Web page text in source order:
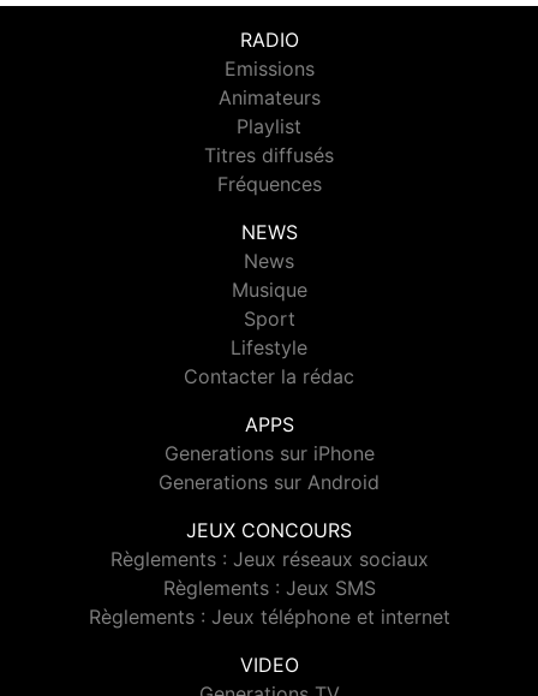
RADIO
Emissions
Animateurs
Playlist
Titres diffusés
Fréquences
NEWS
News
Musique
Sport
Lifestyle
Contacter la rédac
APPS
Generations sur iPhone
Generations sur Android
JEUX CONCOURS
Règlements : Jeux réseaux sociaux
Règlements : Jeux SMS
Règlements : Jeux téléphone et internet
VIDEO